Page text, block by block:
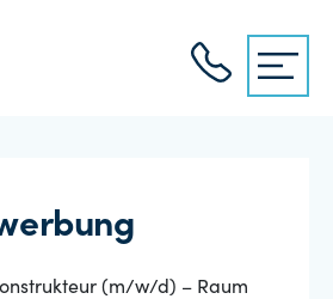
(m/w/d) – Raum